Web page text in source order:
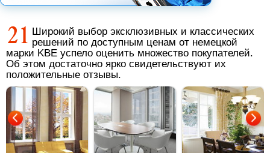
Широкий выбор эксклюзивных и классических
решений по доступным ценам от немецкой
марки KBE успело оценить множество покупателей.
Об этом достаточно ярко свидетельствуют их
положительные отзывы.